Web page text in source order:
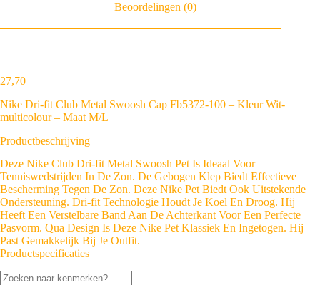
Beoordelingen (0)
27,70
Nike Dri-fit Club Metal Swoosh Cap Fb5372-100 – Kleur Wit-
multicolour – Maat M/L
Productbeschrijving
Deze Nike Club Dri-fit Metal Swoosh Pet Is Ideaal Voor
Tenniswedstrijden In De Zon. De Gebogen Klep Biedt Effectieve
Bescherming Tegen De Zon. Deze Nike Pet Biedt Ook Uitstekende
Ondersteuning. Dri-fit Technologie Houdt Je Koel En Droog. Hij
Heeft Een Verstelbare Band Aan De Achterkant Voor Een Perfecte
Pasvorm. Qua Design Is Deze Nike Pet Klassiek En Ingetogen. Hij
Past Gemakkelijk Bij Je Outfit.
Productspecificaties